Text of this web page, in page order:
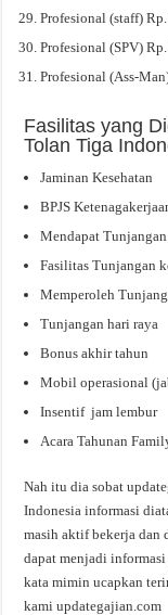
Profesional (staff)
Profesional (SPV)
Profesional (Ass-
Fasilitas yang
Tolan Tiga
Jaminan Kesehatan
BPJS
Mendapat
Fasilitas Tunjangan
Memperoleh
Tunjangan hari raya
Bonus akhir tahun
Mobil operasional
Insentif jam lembur
Acara Tahunan
Nah itu dia sobat
Indonesia informasi
masih aktif bekerja dan
dapat menjadi
kata mimin ucapkan
kami updategajian.com